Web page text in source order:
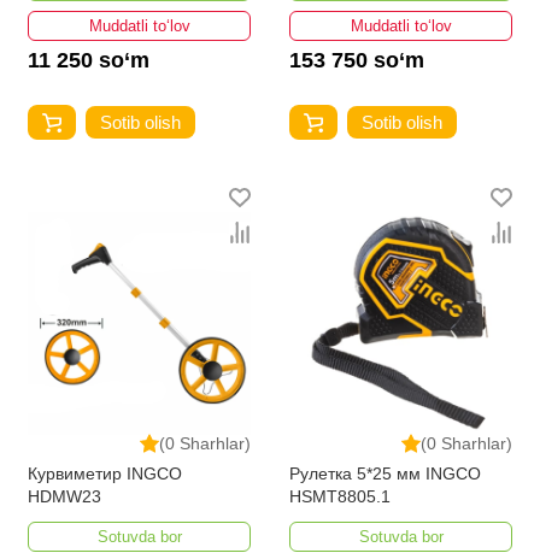
Muddatli to‘lov
11 250 so‘m
Sotib olish
Muddatli to‘lov
153 750 so‘m
Sotib olish
(0 Sharhlar)
Курвиметир INGCO
HDMW23
Sotuvda bor
(0 Sharhlar)
Рулетка 5*25 мм INGCO
HSMT8805.1
Sotuvda bor